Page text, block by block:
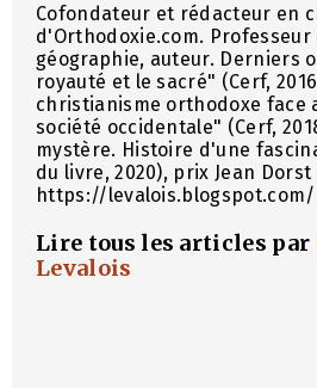
Cofondateur et rédacteur en
d'Orthodoxie.com.
géographie, auteur. Derniers
royauté et le sacré" (Cerf,
christianisme orthodoxe face
société occidentale" (Cerf,
mystère. Histoire d'une
du livre, 2020), prix Jean Dorst
https://levalois.blogspot.com/
Lire tous les articles par
Levalois